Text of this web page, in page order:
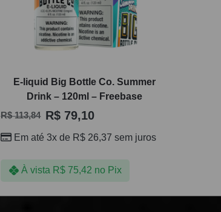
E-liquid Big Bottle Co. Summer
Drink – 120ml – Freebase
R$113,84 R$ 79,10
Em até 3x de R$ 26,37 sem juros
À vista R$75,42 no Pix